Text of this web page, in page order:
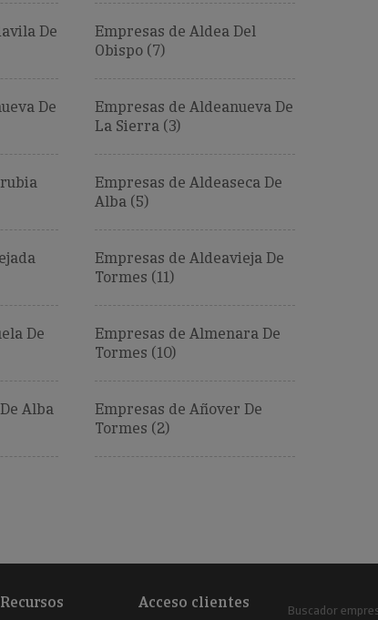
De
Empresas de Aldea Del
Obispo (7)
De
Empresas de Aldeanueva De
La Sierra (3)
Empresas de Aldeaseca De
Alba (5)
Empresas de Aldeavieja De
Tormes (11)
De
Empresas de Almenara De
Tormes (10)
Alba
Empresas de Añover De
Tormes (2)
Recursos Acceso clientes
Buscador